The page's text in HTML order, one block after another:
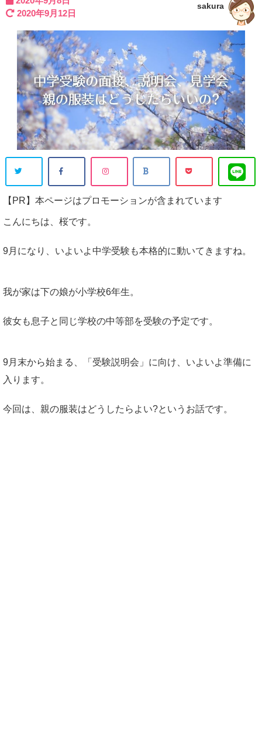
2020年9月12日
sakura
【PR】本ページはプロモーションが含まれています
こんにちは、桜です。
9月になり、いよいよ中学受験も本格的に動いてきますね。
我が家は下の娘が小学校6年生。
彼女も息子と同じ学校の中等部を受験の予定です。
9月末から始まる、「受験説明会」に向け、いよいよ準備に
入ります。
今回は、親の服装はどうしたらよい?というお話です。